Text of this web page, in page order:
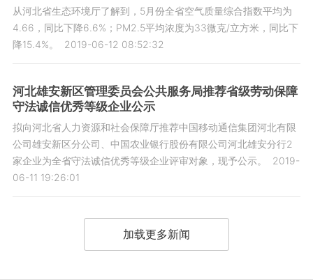
从河北省生态环境厅了解到，5月份全省空气质量综合指数平均为
4.66，同比下降6.6%；PM2.5平均浓度为33微克/立方米，同比下
降15.4%。
2019-06-12 08:52:32
河北雄安新区管理委员会公共服务局推荐省级劳动保障
守法诚信优秀等级企业公示
拟向河北省人力资源和社会保障厅推荐中国移动通信集团河北有限
公司雄安新区分公司、中国农业银行股份有限公司河北雄安分行2
家企业为全省守法诚信优秀等级企业评审对象，现予公示。
2019-
06-11 19:26:01
加载更多新闻